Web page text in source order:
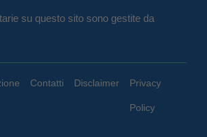
su questo sito sono gestite da
Contatti Disclaimer Privacy
Policy